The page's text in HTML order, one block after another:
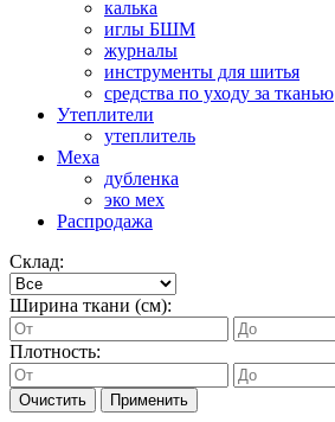
калька
иглы БШМ
журналы
инструменты для шитья
средства по уходу за тканью
Утеплители
утеплитель
Меха
дубленка
эко мех
Распродажа
Склад:
Ширина ткани (см):
Плотность:
Очистить Применить